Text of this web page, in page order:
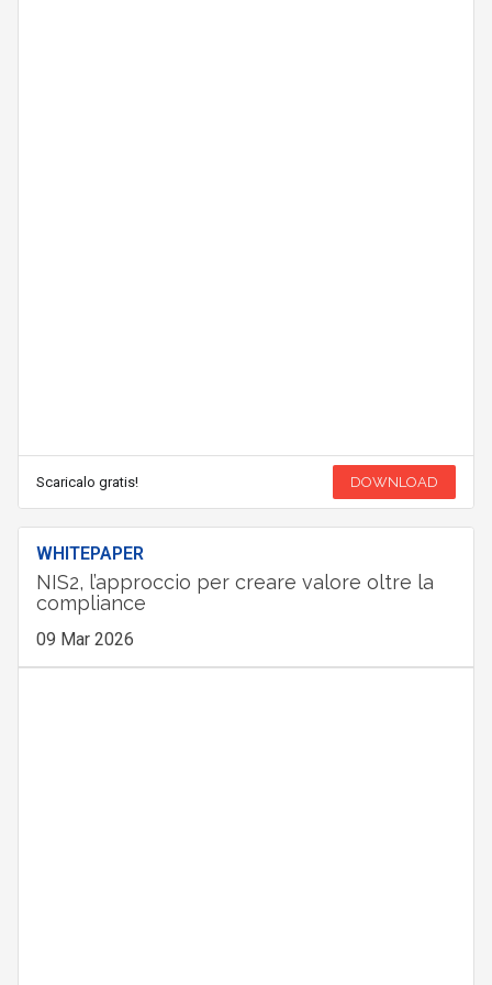
Scaricalo gratis! DOWNLOAD
WHITEPAPER
NIS2, l’approccio per creare valore oltre la
compliance
09 Mar 2026